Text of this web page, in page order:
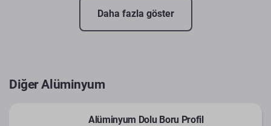
Daha fazla göster
Diğer Alüminyum
Alüminyum Dolu Boru Profil